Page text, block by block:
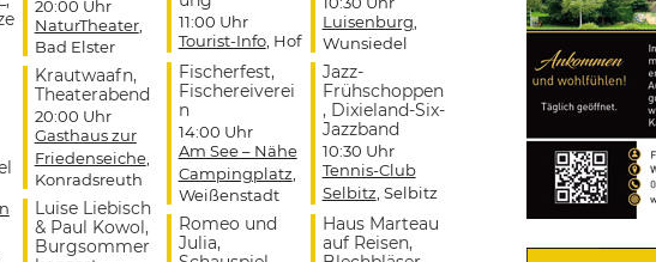
20:00 Uhr
NaturTheater,
Bad Elster
Krautwaafn,
Theaterabend
20:00 Uhr
Gasthaus zur
Friedenseiche,
Konradsreuth
Luise Liebisch
& Paul Kowol,
Burgsommer
11:00 Uhr
Tourist-Info, Hof
Fischerfest,
Fischereiverei
n
14:00 Uhr
Am See – Nähe
Campingplatz
Weißenstadt
Romeo und
Julia,
Luisenburg
Wunsiedel
Jazz-
Frühschoppen
, Dixieland-Six-
Jazzband
10:30 Uhr
Tennis-Club
Selbitz , Selbitz
Haus Marteau
auf Reisen,